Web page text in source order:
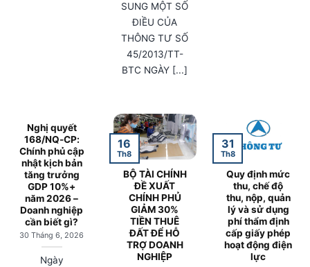
SUNG MỘT SỐ
ĐIỀU CỦA
THÔNG TƯ SỐ
45/2013/TT-
BTC NGÀY [...]
Nghị quyết
168/NQ-CP:
Chính phủ cập
nhật kịch bản
tăng trưởng
GDP 10%+
năm 2026 –
Doanh nghiệp
cần biết gì?
30 Tháng 6, 2026
Ngày
BỘ TÀI CHÍNH
ĐỀ XUẤT
CHÍNH PHỦ
GIẢM 30%
TIỀN THUÊ
ĐẤT ĐỂ HỖ
TRỢ DOANH
NGHIỆP
16
Th8
Quy định mức
thu, chế độ
thu, nộp, quản
lý và sử dụng
phí thẩm định
cấp giấy phép
hoạt động điện
lực
31
Th8